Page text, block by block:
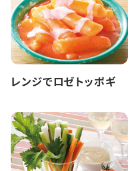
レンジでロゼトッポギ